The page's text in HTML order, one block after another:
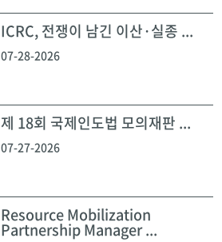
ICRC, 전쟁이 남긴 이산·실종 ...
07-28-2026
제 18회 국제인도법 모의재판 ...
07-27-2026
Resource Mobilization
Partnership Manager ...